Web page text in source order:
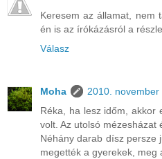
Keresem az államat, nem
én is az írókázásról a
Válasz
Moha
2010. november
Réka, ha lesz időm, akkor
volt. Az utolsó mézesházat
Néhány darab dísz persze
megették a gyerekek, meg